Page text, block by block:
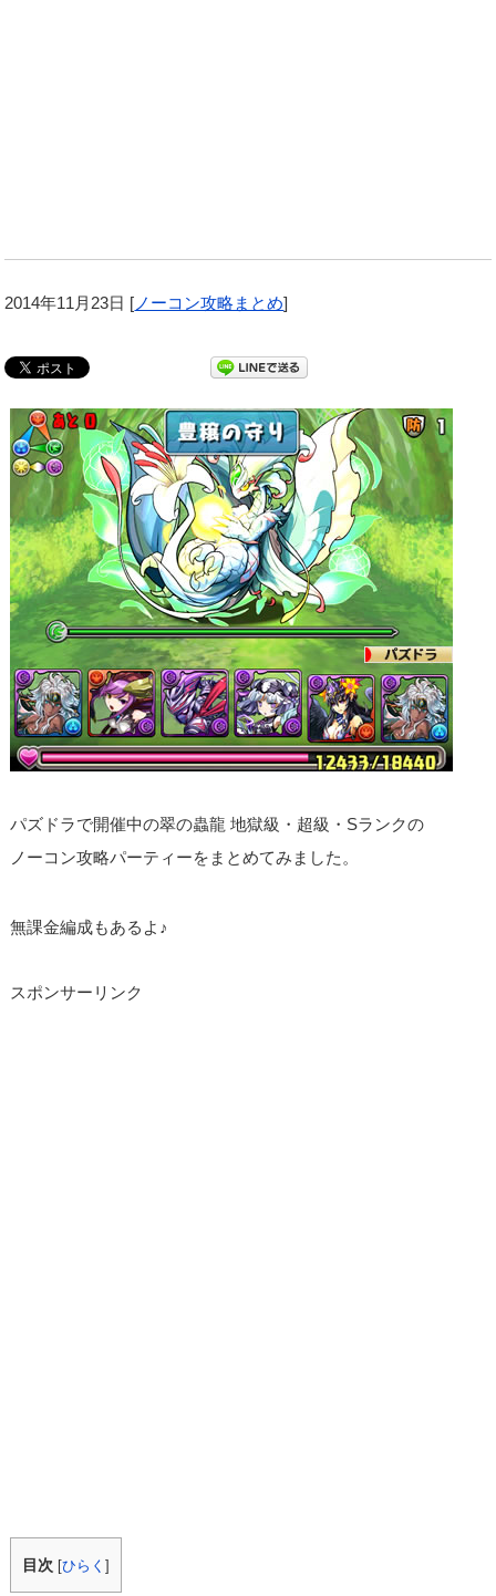
2014年11月23日 [ ノーコン攻略まとめ]
パズドラで開催中の翠の蟲龍 地獄級・超級・Sランクの
ノーコン攻略パーティーをまとめてみました。
無課金編成もあるよ♪
スポンサーリンク
目次 [ひらく]